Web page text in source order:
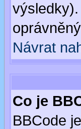
Návrat
Co je
BBCode